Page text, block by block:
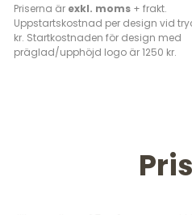
Priserna är exkl. moms + frakt.
Uppstartskostnad per design vid
kr. Startkostnaden för design med
präglad/upphöjd logo är 1250 kr.